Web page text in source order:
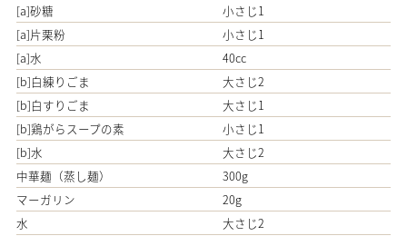
[a]砂糖
小さじ1
[a]片栗粉
小さじ1
[a]水
40cc
[b]白練りごま
大さじ2
[b]白すりごま
大さじ1
[b]鶏がらスープの素
小さじ1
[b]水
大さじ2
中華麺（蒸し麺）
300g
マーガリン
20g
水
大さじ2